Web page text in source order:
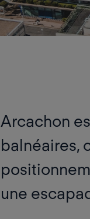
Arcachon
balnéaires,
une